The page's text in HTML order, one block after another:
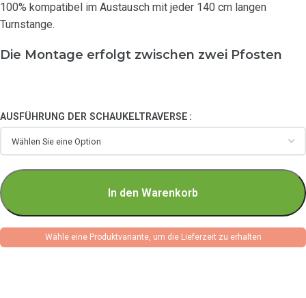
100% kompatibel im Austausch mit jeder 140 cm langen
Turnstange.
Die Montage erfolgt zwischen zwei Pfosten
AUSFÜHRUNG DER SCHAUKELTRAVERSE
In den Warenkorb
Wähle eine Produktvariante, um die Lieferzeit zu erhalten